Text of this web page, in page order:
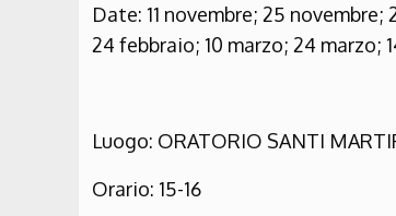
Date: 11 novembre; 25
24 febbraio; 10 marzo; 24 marzo;
Luogo: ORATORIO SANTI
Orario: 15-16